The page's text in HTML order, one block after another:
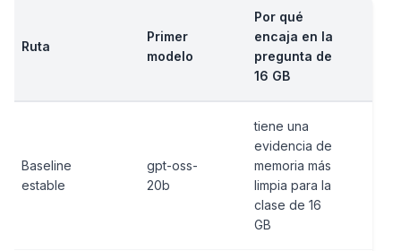
Ruta
Primer
modelo
Por qué
encaja en la
pregunta de
16 GB
Baseline
estable
gpt-oss-
20b
tiene una
evidencia de
memoria más
limpia para la
clase de 16
GB